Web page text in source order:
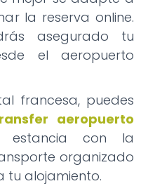
la reserva online.
asegurado tu
el aeropuerto
francesa, puedes
aeropuerto
estancia con la
organizado
tu alojamiento.